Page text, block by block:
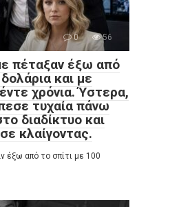
0 56
πέταξαν έξω από
και με
χρόνια. Ύστερα,
τυχαία πάνω
διαδίκτυο και
κλαίγοντας.
έξω από το σπίτι με 100